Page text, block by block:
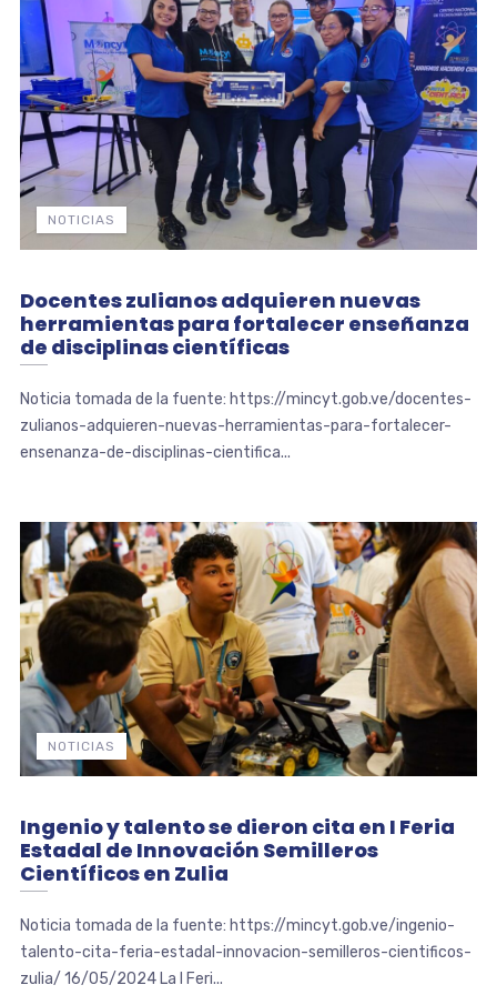
NOTICIAS
Docentes zulianos adquieren nuevas
herramientas para fortalecer enseñanza
de disciplinas científicas
Noticia tomada de la fuente: https://mincyt.gob.ve/docentes-
zulianos-adquieren-nuevas-herramientas-para-fortalecer-
ensenanza-de-disciplinas-cientifica...
NOTICIAS
Ingenio y talento se dieron cita en I Feria
Estadal de Innovación Semilleros
Científicos en Zulia
Noticia tomada de la fuente: https://mincyt.gob.ve/ingenio-
talento-cita-feria-estadal-innovacion-semilleros-cientificos-
zulia/ 16/05/2024 La I Feri...